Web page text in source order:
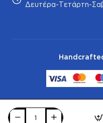
Δευτέρα-Τετάρτη-